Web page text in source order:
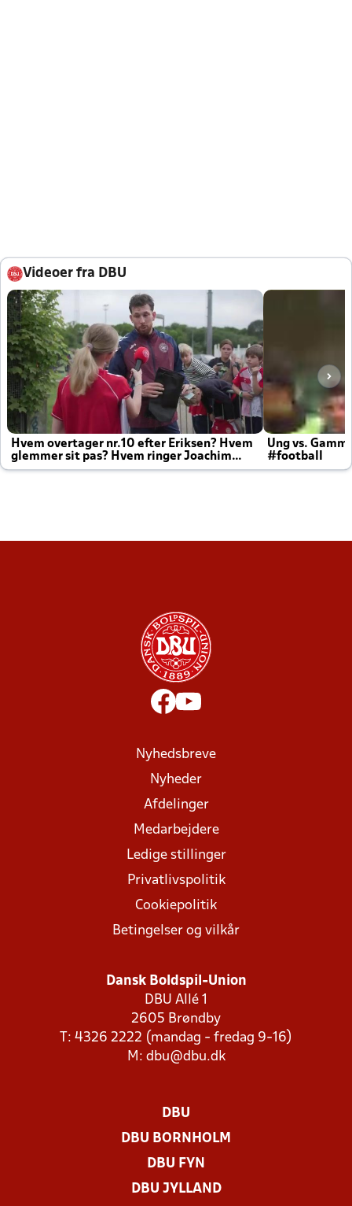
Videoer fra DBU
Hvem overtager nr.10 efter Eriksen? Hvem
glemmer sit pas? Hvem ringer Joachim
altid til efter kampe?
Ung vs.
#football
Nyhedsbreve
Nyheder
Afdelinger
Medarbejdere
Ledige stillinger
Privatlivspolitik
Cookiepolitik
Betingelser og vilkår
Dansk Boldspil-Union
DBU Allé 1
2605 Brøndby
T: 4326 2222 (mandag - fredag 9-16)
M: dbu@dbu.dk
DBU
DBU BORNHOLM
DBU FYN
DBU JYLLAND